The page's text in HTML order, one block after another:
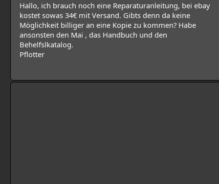
Hallo, ich brauch noch eine Reparaturanleitung, bei ebay
kostet sowas 34€ mit Versand. Gibts denn da keine
Möglichkeit billiger an eine Kopie zu kommen? Habe
ansonsten den Mai , das Handbuch und den
Behelfslkatalog.
Pflotter